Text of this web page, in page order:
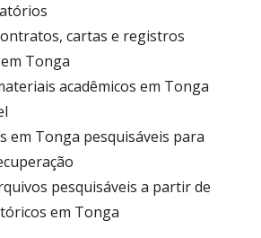
cartas e registros
Tonga
acadêmicos em Tonga
em Tonga pesquisáveis para
pesquisáveis a partir de
em Tonga